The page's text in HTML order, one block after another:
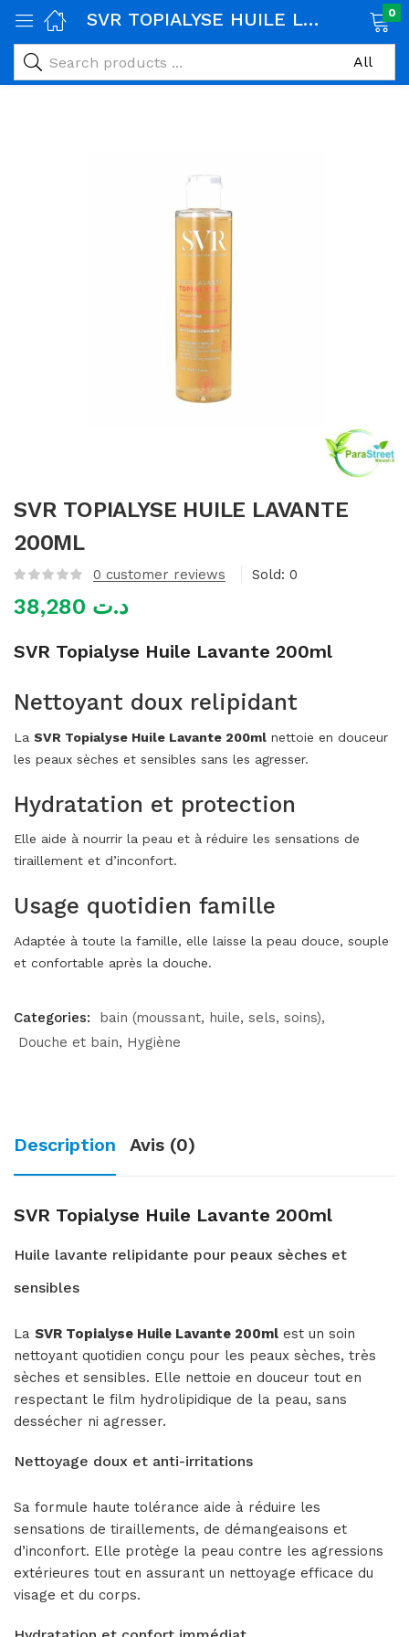
alimentaires)
SVR TOPIALYSE HUILE LAVANTE 200ML 0
SVR TOPIALYSE HUILE LAVANTE
200ML
0 customer reviews Sold: 0
د.ت
SVR Topialyse Huile Lavante 200ml
Nettoyant doux relipidant
La SVR Topialyse Huile Lavante 200ml nettoie en douceur
les peaux sèches et sensibles sans les agresser.
Hydratation et protection
Elle aide à nourrir la peau et à réduire les sensations de
tiraillement et d’inconfort.
Usage quotidien famille
Adaptée à toute la famille, elle laisse la peau douce, souple
et confortable après la douche.
Categories:
bain (moussant, huile, sels, soins)
Douche et bain
Hygiène
Description Avis (0)
SVR Topialyse Huile Lavante 200ml
Huile lavante relipidante pour peaux sèches et
sensibles
La SVR Topialyse Huile Lavante 200ml est un soin
nettoyant quotidien conçu pour les peaux sèches, très
sèches et sensibles. Elle nettoie en douceur tout en
respectant le film hydrolipidique de la peau, sans
dessécher ni agresser.
Nettoyage doux et anti-irritations
Sa formule haute tolérance aide à réduire les
sensations de tiraillements, de démangeaisons et
d’inconfort. Elle protège la peau contre les agressions
extérieures tout en assurant un nettoyage efficace du
visage et du corps.